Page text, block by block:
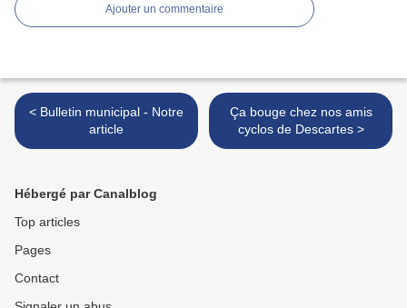
Ajouter un commentaire
< Bulletin municipal - Notre
article
Ça bouge chez nos amis
cyclos de Descartes >
Hébergé par Canalblog
Top articles
Pages
Contact